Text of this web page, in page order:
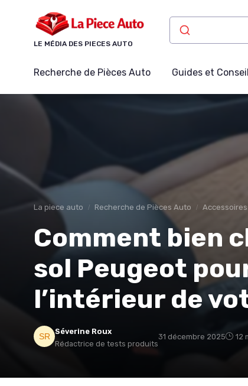
LE MÉDIA DES PIECES AUTO
Recherche de Pièces Auto Guides et
La piece auto Recherche de Pièces Auto
Comment bien
sol Peugeot
l’intérieur de
Séverine Roux
Rédactrice de tests produits
31 décembre 2025 12